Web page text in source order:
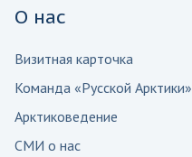
О нас
Визитная карточка
Команда «Русской Арктики»
Арктиковедение
СМИ о нас